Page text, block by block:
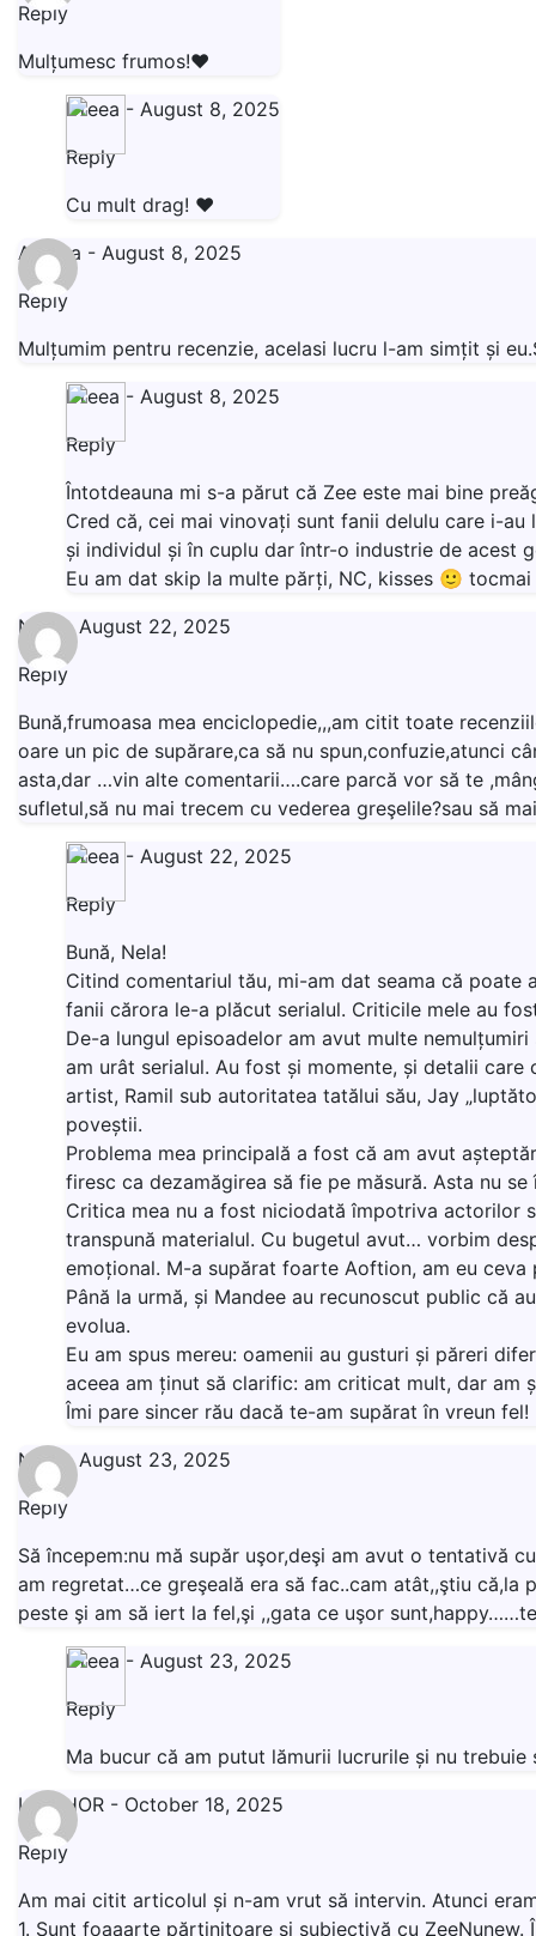
Reply
Mulțumesc frumos!❤️
Dreea - August 8, 2025
Reply
Cu mult drag! ❤️
Anthea - August 8, 2025
Reply
Mulțumim pentru recenzie, acelasi lucru l-am simțit și
Dreea - August 8, 2025
Reply
Întotdeauna mi s-a părut că Zee este mai bine
Cred că, cei mai vinovați sunt fanii delulu care i-
și individul și în cuplu dar într-o industrie de acest
Eu am dat skip la multe părți, NC, kisses 🙂
Nela -August 22, 2025
Reply
Bună,frumoasa mea enciclopedie,,,am citit toate
oare un pic de supărare,ca să nu spun,confuzie,atunci
asta,dar …vin alte comentarii….care parcă vor să te
sufletul,să nu mai trecem cu vederea greşelile?sau să
Dreea - August 22, 2025
Reply
Bună, Nela!
Citind comentariul tău, mi-am dat seama că poate
fanii cărora le-a plăcut serialul. Criticile mele au
De-a lungul episoadelor am avut multe
am urât serialul. Au fost și momente, și detalii
artist, Ramil sub autoritatea tatălui său, Jay
poveștii.
Problema mea principală a fost că am avut
firesc ca dezamăgirea să fie pe măsură. Asta nu
Critica mea nu a fost niciodată împotriva actorilor
transpună materialul. Cu bugetul avut… vorbim
emoțional. M-a supărat foarte Aoftion, am eu
Până la urmă, și Mandee au recunoscut public că
evolua.
Eu am spus mereu: oamenii au gusturi și păreri
aceea am ținut să clarific: am criticat mult, dar am
Îmi pare sincer rău dacă te-am supărat în vreun fel!
Nela -August 23, 2025
Reply
Să începem:nu mă supăr uşor,deşi am avut o tentativă
am regretat…ce greşeală era să fac..cam atât,,ştiu că,la
peste şi am să iert la fel,şi ,,gata ce uşor
Dreea - August 23, 2025
Reply
Ma bucur că am putut lămurii lucrurile și nu
LIVISHOR - October 18, 2025
Reply
Am mai citit articolul și n-am vrut să intervin. Atunci
1. Sunt foaaarte părtinitoare și subiectivă cu